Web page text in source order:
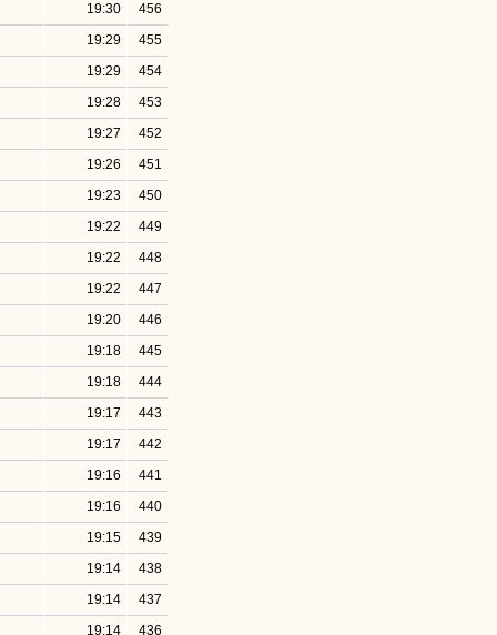
456
19:30
455
19:29
454
19:29
453
19:28
452
19:27
451
19:26
450
19:23
449
19:22
448
19:22
447
19:22
446
19:20
445
19:18
444
19:18
443
19:17
442
19:17
441
19:16
440
19:16
439
19:15
438
19:14
437
19:14
436
19:14